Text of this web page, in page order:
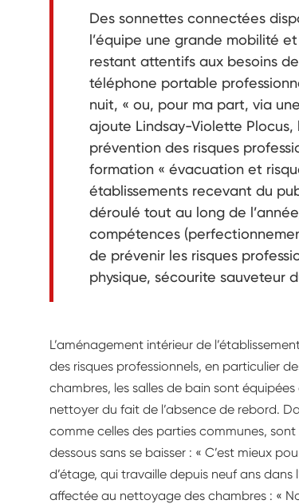
Des sonnettes connectées
l’équipe une grande mobilité
restant attentifs aux besoins
téléphone portable
nuit, « ou, pour ma part, via
ajoute Lindsay-Violette
prévention des risques
formation « évacuation et
établissements recevant du
déroulé tout au long de
compétences
de prévenir les risques
physique, sécourite sauveteur
L’aménagement intérieur de
des risques professionnels, en particulier
chambres, les salles de bain sont
nettoyer du fait de l’absence de rebord.
comme celles des parties communes,
dessous sans se baisser : « C’est mieux
d’étage, qui travaille depuis neuf ans dans
affectée au nettoyage des chambres : «